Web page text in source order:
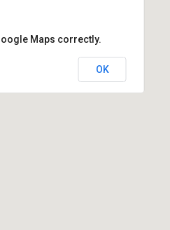
Maps correctly.
OK